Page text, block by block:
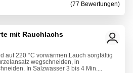
(77 Bewertungen)
mit Rauchlachs
auf 220 °C vorwärmen.Lauch sorgfältig
wegschneiden, in
In Salzwasser 3 bis 4 Min....